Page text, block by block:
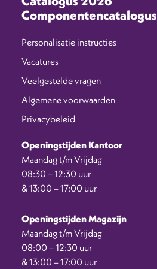
Componentencatalogus
Personalisatie instructies
Vacatures
Veelgestelde vragen
Algemene voorwaarden
Privacybeleid
Openingstijden Kantoor
Maandag t/m Vrijdag
08:30 – 12:30 uur
& 13:00 – 17:00 uur
Openingstijden Magazijn
Maandag t/m Vrijdag
08:00 – 12:30 uur
& 13:00 – 17:00 uur